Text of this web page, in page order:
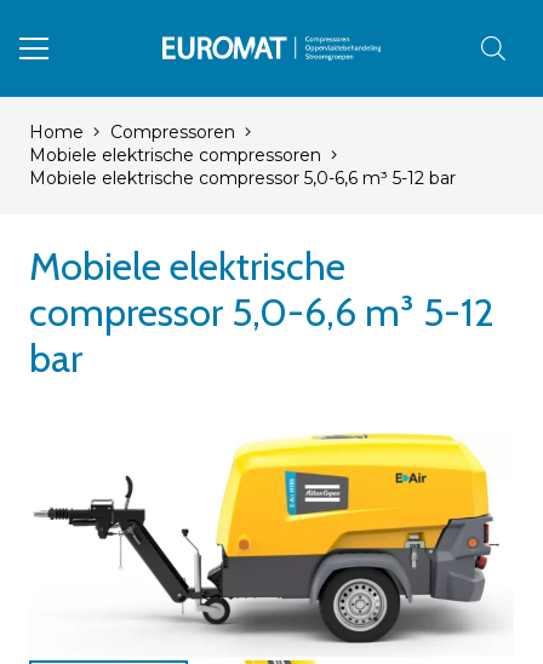
Home
Compressoren
Mobiele elektrische compressoren
Mobiele elektrische compressor 5,0-6,6 m³ 5-12 bar
Mobiele elektrische
compressor 5,0-6,6 m³ 5-12
bar